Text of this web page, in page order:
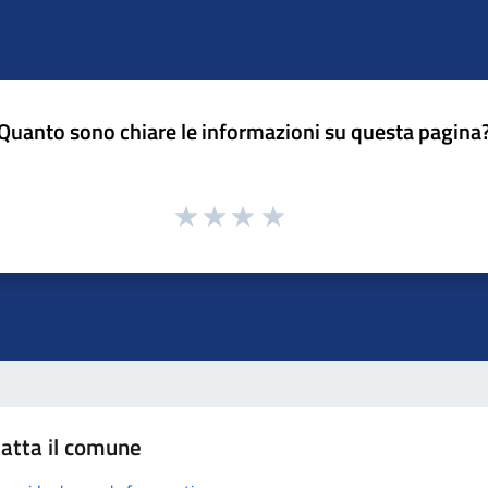
sono chiare le informazioni su questa
il comune